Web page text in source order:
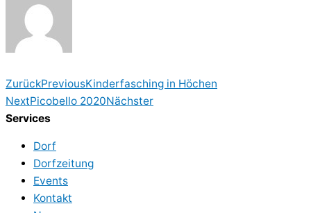
ZurückPreviousKinderfasching in Höchen
NextPicobello 2020Nächster
Services
Dorf
Dorfzeitung
Events
Kontakt